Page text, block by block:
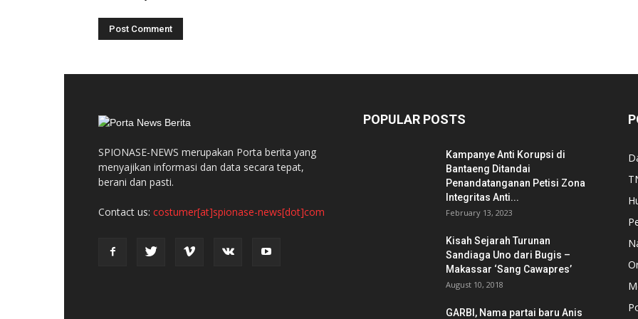
SPIONASE-NEWS merupakan Porta berita yang
menyajikan informasi dan data secara tepat,
berani dan pasti.
Contact us: costumer[at]spionase-news[dot]com
POPULAR POSTS
Kampanye Anti Korupsi di
Bantaeng Ditandai
Penandatanganan Petisi Zona
Integritas Anti...
February 13, 2023
Kisah Sejarah Turunan
Sandiaga Uno dari Bugis –
Makassar ‘Sang Cawapres’
August 10, 2018
GARBI, Nama partai baru Anis